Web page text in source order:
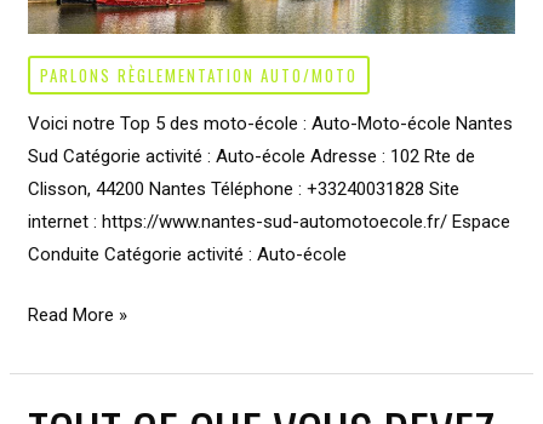
PARLONS RÈGLEMENTATION AUTO/MOTO
Voici notre Top 5 des moto-école : Auto-Moto-école Nantes
Sud Catégorie activité : Auto-école Adresse : 102 Rte de
Clisson, 44200 Nantes Téléphone : +33240031828 Site
internet : https://www.nantes-sud-automotoecole.fr/ Espace
Conduite Catégorie activité : Auto-école
Moto
à
Nantes
Read More »